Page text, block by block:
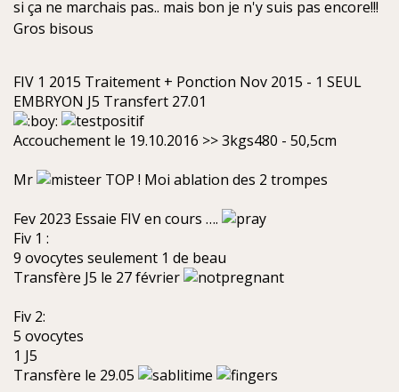
si ça ne marchais pas.. mais bon je n'y suis pas encore!!!
Gros bisous
FIV 1 2015 Traitement + Ponction Nov 2015 - 1 SEUL
EMBRYON J5 Transfert 27.01
Accouchement le 19.10.2016 >> 3kgs480 - 50,5cm
Mr
TOP ! Moi ablation des 2 trompes
Fev 2023 Essaie FIV en cours ….
Fiv 1 :
9 ovocytes seulement 1 de beau
Transfère J5 le 27 février
Fiv 2:
5 ovocytes
1 J5
Transfère le 29.05